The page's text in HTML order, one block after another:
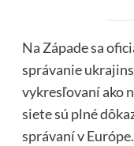
Na Západe sa
správanie
vykresľovaní ako
siete sú plné
správaní v